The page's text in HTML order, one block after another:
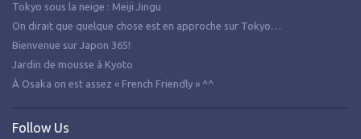
Tokyo sous la neige : Meiji Jingu
On dirait que quelque chose est en approche sur Tokyo…
Bienvenue sur Japon 365!
Jardin de mousse à Kyoto
À Osaka on est assez « French Friendly » ^^
Follow Us